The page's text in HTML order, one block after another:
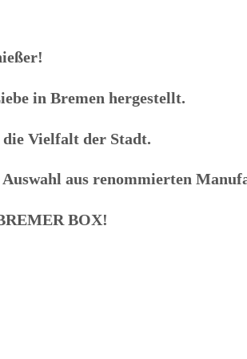
in Bremen hergestellt.
Vielfalt der Stadt.
aus renommierten
BOX!